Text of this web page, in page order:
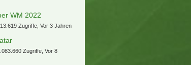
WM 2022
Zugriffe, Vor 3 Jahren
Zugriffe, Vor 8